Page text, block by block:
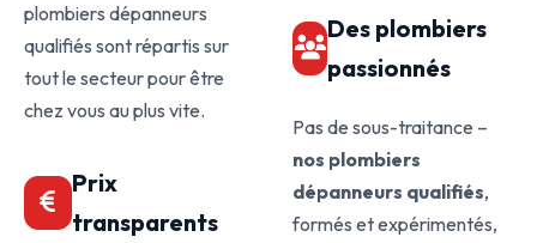
plombiers dépanneurs
qualifiés sont répartis sur
tout le secteur pour être
chez vous au plus vite.
Prix
transparents
Des plombiers
passionnés
Pas de sous-traitance –
nos plombiers
dépanneurs qualifiés,
formés et expérimentés,